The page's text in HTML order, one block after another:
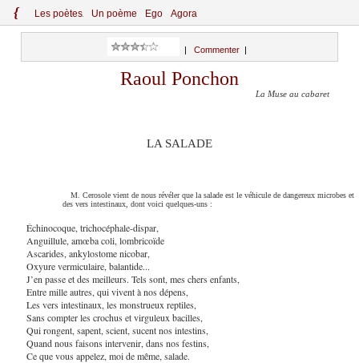
{ Les poètes Un poème Ego Agora
Commenter
Raoul Ponchon
La Muse au cabaret
LA SALADE
M. Cerosole vient de nous révéler que la salade est le véhicule de dangereux microbes et
des vers intestinaux, dont voici quelques-uns :
Échinocoque, trichocéphale-dispar,
Anguillule, amœba coli, lombricoïde
Ascarides, ankylostome nicobar,
Oxyure vermiculaire, balantide...
J’en passe et des meilleurs. Tels sont, mes chers enfants,
Entre mille autres, qui vivent à nos dépens,
Les vers intestinaux, les monstrueux reptiles,
Sans compter les crochus et virguleux bacilles,
Qui rongent, sapent, scient, sucent nos intestins,
Quand nous faisons intervenir, dans nos festins,
Ce que vous appelez, moi de même, salade.